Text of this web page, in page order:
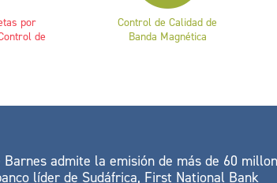
por
de
Control de Calidad de
Banda Magnética
admite la emisión de más de 60
líder de Sudáfrica, First National Bank